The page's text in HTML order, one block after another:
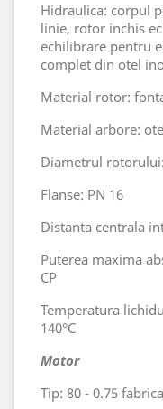
Hidraulica: corpul
linie, rotor inchis
echilibrare pentru
complet din otel
Material rotor:
Material arbore:
Diametrul
Flanse: PN 16
Distanta centrala
Puterea maxima
CP
Temperatura
140°C
Motor
Tip: 80 - 0.75